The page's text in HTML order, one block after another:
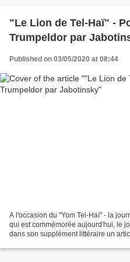
"Le Lion de Tel-Haï" -
Trumpeldor par
Published on 03/05/2020 at 08:44
A l'occasion du "Yom Tel-Haï" - la
qui est commémorée aujourd'hui, le
dans son supplément littéraire un